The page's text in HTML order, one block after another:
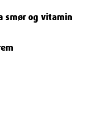
smør og vitamin